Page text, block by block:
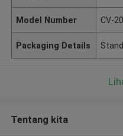
Model Number CV-
Packaging Details
Tentang kita